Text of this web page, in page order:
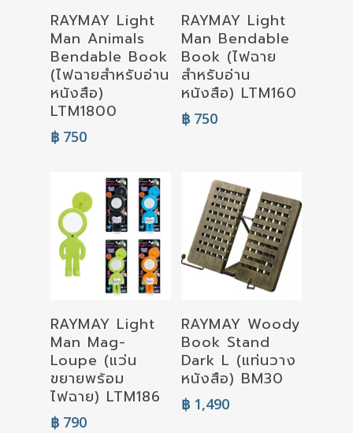
Select
Options
RAYMAY Light
Man Animals
Bendable Book
(ไฟฉายสำหรับอ่าน
หนังสือ)
LTM1800
฿ 750
Select
Options
RAYMAY Light
Man Bendable
Book (ไฟฉาย
สำหรับอ่าน
หนังสือ) LTM160
฿750
Select
Options
RAYMAY Light
Man Mag-
Loupe (แว่น
ขยายพร้อม
ไฟฉาย) LTM186
฿ 790
Read More
RAYMAY Woody
Book Stand
Dark L (แท่นวาง
หนังสือ) BM30
฿1,490